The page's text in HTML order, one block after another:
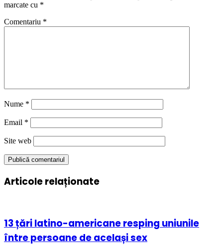
marcate cu *
Comentariu *
Nume *
Email *
Site web
Articole relaționate
13 țări latino-americane resping uniunile
între persoane de același sex